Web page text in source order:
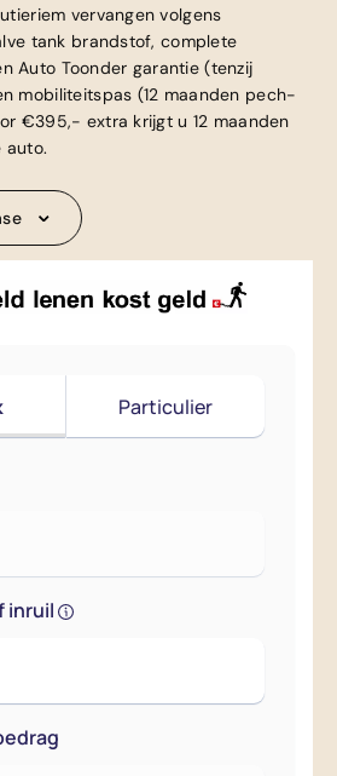
vervangen volgens
tank brandstof, complete
Auto Toonder garantie (tenzij
mobiliteitspas (12 maanden pech-
€395,- extra krijgt u 12 maanden
auto.